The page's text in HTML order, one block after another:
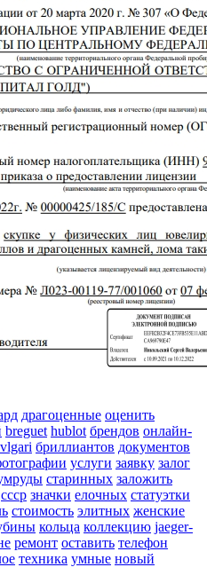
драгоценные оценить
breguet hublot брендов онлайн-
бриллиантов документов
услуги заявку залог
старинных заложить
ссср значки елочных статуэтки
стоимость элитных женские
кольца коллекцию jaeger-
ремонт оставить телефон
техника умные новый